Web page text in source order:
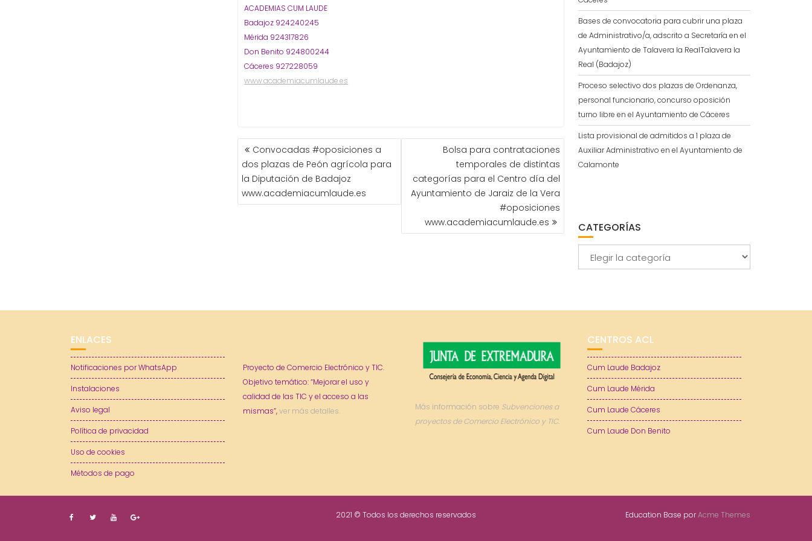
ACADEMIAS CUM LAUDE
Badajoz 924240245
Mérida 924317826
Don Benito 924800244
Cáceres 927228059
www.academiacumlaude.es
NAVEGACIÓN
DE
ENTRADAS
Convocadas #oposiciones a
dos plazas de Peón agrícola para
la Diputación de Badajoz
www.academiacumlaude.es
Bolsa para contrataciones
temporales de distintas
categorías para el Centro día del
Ayuntamiento de Jaraiz de la Vera
#oposiciones
www.academiacumlaude.es
Bases de convocatoria para cubrir una plaza
de Administrativo/a, adscrito a Secretaría en el
Ayuntamiento de Talavera la RealTalavera la
Real (Badajoz)
Proceso selectivo dos plazas de Ordenanza,
personal funcionario, concurso oposición
turno libre en el Ayuntamiento de Cáceres
Lista provisional de admitidos a 1 plaza de
Auxiliar Administrativo en el Ayuntamiento de
Calamonte
CATEGORÍAS
ENLACES
Notificaciones por WhatsApp
Instalaciones
Aviso legal
Política de privacidad
Uso de cookies
Métodos de pago
Proyecto de Comercio Electrónico y TIC.
Objetivo temático: “Mejorar el uso y
calidad de las TIC y el acceso a las
mismas”,ver más detalles. Más información sobre Subvenciones a
proyectos de Comercio Electrónico y TIC.
CENTROS ACL
Cum Laude Badajoz
Cum Laude Mérida
Cum Laude Cáceres
Cum Laude Don Benito
2021 © Todos los derechos reservados Education Base porAcme Themes